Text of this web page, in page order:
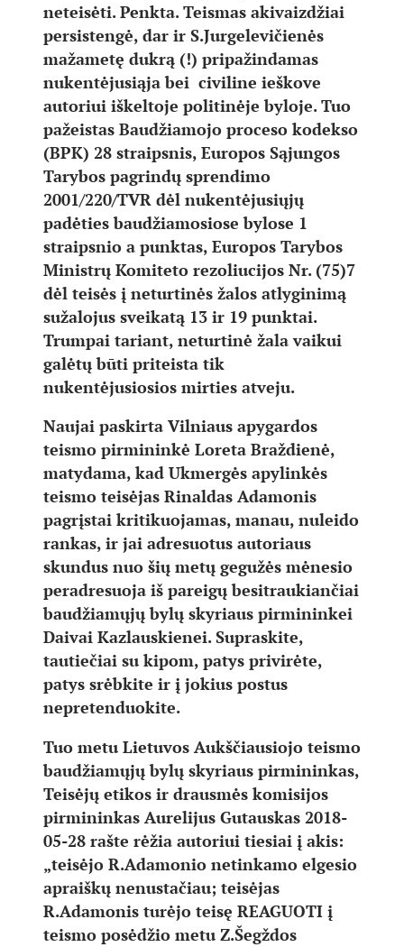
neteisėti. Penkta. Teismas akivaizdžiai
persistengė, dar ir S.Jurgelevičienės
mažametę dukrą (!) pripažindamas
nukentėjusiąja bei civiline ieškove
autoriui iškeltoje politinėje byloje. Tuo
pažeistas Baudžiamojo proceso kodekso
(BPK) 28 straipsnis, Europos Sąjungos
Tarybos pagrindų sprendimo
2001/220/TVR dėl nukentėjusiųjų
padėties baudžiamosiose bylose 1
straipsnio a punktas, Europos Tarybos
Ministrų Komiteto rezoliucijos Nr. (75)7
dėl teisės į neturtinės žalos atlyginimą
sužalojus sveikatą 13 ir 19 punktai.
Trumpai tariant, neturtinė žala vaikui
galėtų būti priteista tik
nukentėjusiosios mirties atveju.
Naujai paskirta Vilniaus apygardos
teismo pirmininkė Loreta Braždienė,
matydama, kad Ukmergės apylinkės
teismo teisėjas Rinaldas Adamonis
pagrįstai kritikuojamas, manau, nuleido
rankas, ir jai adresuotus autoriaus
skundus nuo šių metų gegužės mėnesio
peradresuoja iš pareigų besitraukiančiai
baudžiamųjų bylų skyriaus pirmininkei
Daivai Kazlauskienei. Supraskite,
tautiečiai su kipom, patys privirėte,
patys srėbkite ir į jokius postus
nepretenduokite.
Tuo metu Lietuvos Aukščiausiojo teismo
baudžiamųjų bylų skyriaus pirmininkas,
Teisėjų etikos ir drausmės komisijos
pirmininkas Aurelijus Gutauskas 2018-
05-28 rašte rėžia autoriui tiesiai į akis:
„teisėjo R.Adamonio netinkamo elgesio
apraiškų nenustačiau; teisėjas
R.Adamonis turėjo teisę REAGUOTI į
teismo posėdžio metu Z.Šegždos